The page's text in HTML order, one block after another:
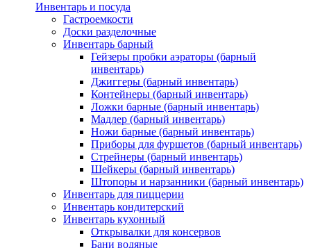
Инвентарь и посуда
Гастроемкости
Доски разделочные
Инвентарь барный
Гейзеры пробки аэраторы (барный
инвентарь)
Джиггеры (барный инвентарь)
Контейнеры (барный инвентарь)
Ложки барные (барный инвентарь)
Мадлер (барный инвентарь)
Ножи барные (барный инвентарь)
Приборы для фуршетов (барный инвентарь)
Стрейнеры (барный инвентарь)
Шейкеры (барный инвентарь)
Штопоры и нарзанники (барный инвентарь)
Инвентарь для пиццерии
Инвентарь кондитерский
Инвентарь кухонный
Открывалки для консервов
Бани водяные